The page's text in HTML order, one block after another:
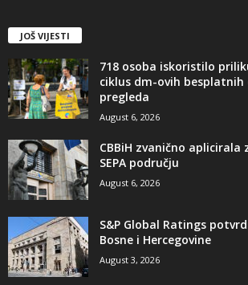
JOŠ VIJESTI
718 osoba iskoristilo
ciklus dm-ovih besplatnih
pregleda
August 6, 2026
CBBiH zvanično
SEPA području
August 6, 2026
S&P Global Ratings
Bosne i Hercegovine
August 3, 2026